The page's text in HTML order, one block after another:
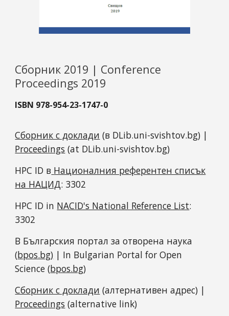
Сборник 2019 | Conference
Proceedings 2019
ISBN 978-954-23-1747-0
Сборник с доклади (в DLib.uni-svishtov.bg) |
Proceedings (at DLib.uni-svishtov.bg)
HPC ID в Националния референтен списък
на НАЦИД: 3302
HPC ID in NACID's National Reference List:
3302
В Българския портал за отворена наука
(bpos.bg) | In Bulgarian Portal for Open
Science (bpos.bg)
Сборник с доклади (алтернативен адрес) |
Proceedings (alternative link)